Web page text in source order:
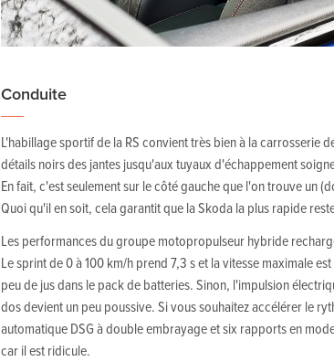
Conduite
L'habillage sportif de la RS convient très bien à la carrosserie
détails noirs des jantes jusqu'aux tuyaux d'échappement
En fait, c'est seulement sur le côté gauche que l'on trouve un
Quoi qu'il en soit, cela garantit que la Skoda la plus rapide
Les performances du groupe motopropulseur hybride
Le sprint de 0 à 100 km/h prend 7,3 s et la vitesse maximale
peu de jus dans le pack de batteries. Sinon, l'impulsion
dos devient un peu poussive. Si vous souhaitez accélérer le
automatique DSG à double embrayage et six rapports en
car il est ridicule.